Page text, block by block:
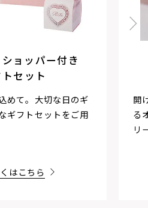
ョッパー付き
セット
めて。大切な日のギ
ギフトセットをご用
はこちら
開
る
リ